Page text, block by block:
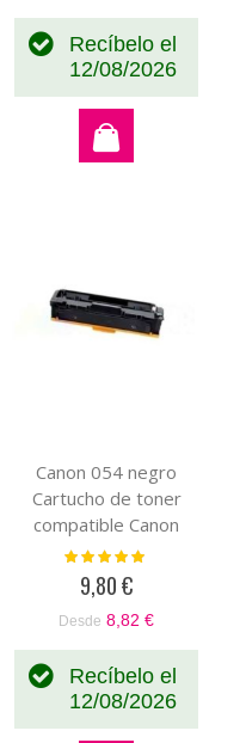
Recíbelo el
12/08/2026
Canon 054 negro
Cartucho de toner
compatible Canon
3024C002
Valoración:
9,80 €
Desde 8,82 €
Recíbelo el
12/08/2026